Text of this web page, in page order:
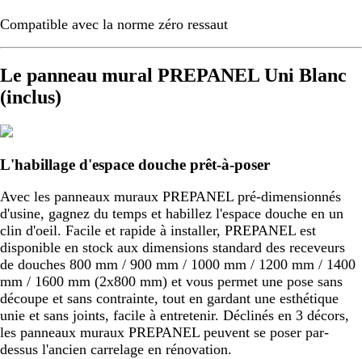
Compatible avec la norme zéro ressaut
Le panneau mural PREPANEL Uni Blanc
(inclus)
L'habillage d'espace douche prêt-à-poser
Avec les panneaux muraux PREPANEL pré-dimensionnés
d'usine, gagnez du temps et habillez l'espace douche en un
clin d'oeil. Facile et rapide à installer, PREPANEL est
disponible en stock aux dimensions standard des receveurs
de douches 800 mm / 900 mm / 1000 mm / 1200 mm / 1400
mm / 1600 mm (2x800 mm) et vous permet une pose sans
découpe et sans contrainte, tout en gardant une esthétique
unie et sans joints, facile à entretenir. Déclinés en 3 décors,
les panneaux muraux PREPANEL peuvent se poser par-
dessus l'ancien carrelage en rénovation.